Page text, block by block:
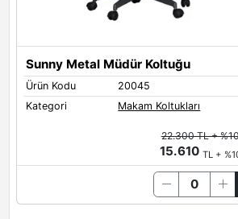
Sunny Metal Müdür Koltuğu
Ürün Kodu
20045
Kategori
Makam Koltukları
22.300 TL +
15.610 TL +